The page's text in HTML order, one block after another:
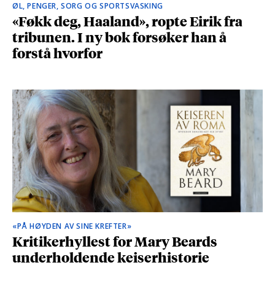
ØL, PENGER, SORG OG SPORTSVASKING
«Føkk deg, Haaland», ropte Eirik fra
tribunen. I ny bok forsøker han å
forstå hvorfor
«PÅ HØYDEN AV SINE KREFTER»
Kritikerhyllest for Mary Beards
underholdende keiserhistorie